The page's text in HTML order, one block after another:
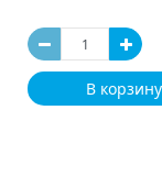
В корзину